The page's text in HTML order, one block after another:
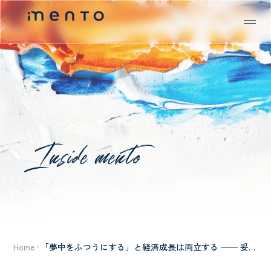
Home
「夢中をふつうにする」と経済成長は両立する —— 妥協